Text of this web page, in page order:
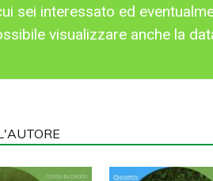
sei interessato ed
visualizzare anche la